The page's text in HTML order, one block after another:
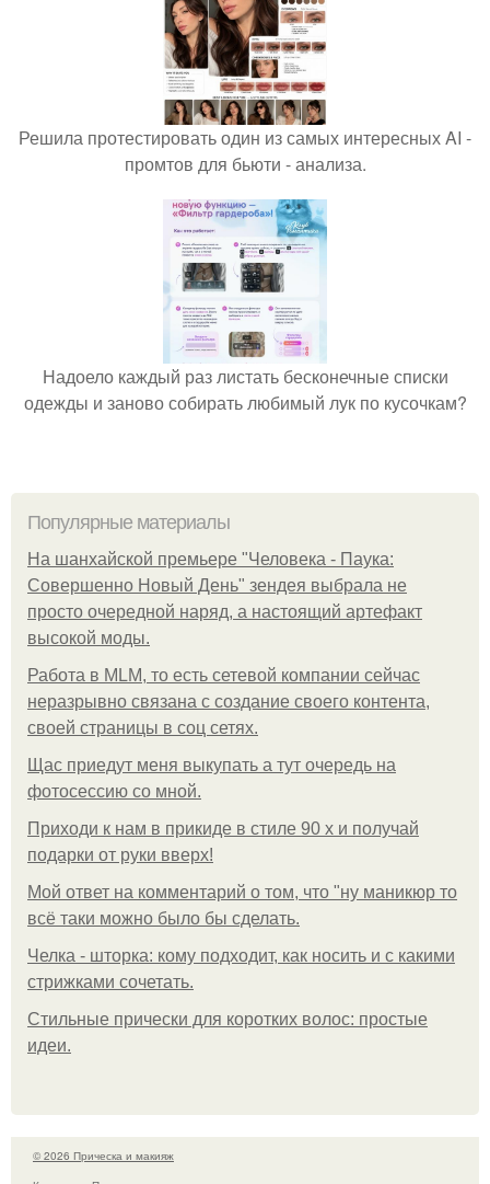
Решила протестировать один из самых интересных AI -
промтов для бьюти - анализа.
Надоело каждый раз листать бесконечные списки
одежды и заново собирать любимый лук по кусочкам?
Популярные материалы
На шанхайской премьере "Человека - Паука:
Совершенно Новый День" зендея выбрала не
просто очередной наряд, а настоящий артефакт
высокой моды.
Работа в MLM, то есть сетевой компании сейчас
неразрывно связана с создание своего контента,
своей страницы в соц сетях.
Щас приедут меня выкупать а тут очередь на
фотосессию со мной.
Приходи к нам в прикиде в стиле 90 х и получай
подарки от руки вверх!
Мой ответ на комментарий о том, что "ну маникюр то
всё таки можно было бы сделать.
Челка - шторка: кому подходит, как носить и с какими
стрижками сочетать.
Стильные прически для коротких волос: простые
идеи.
© 2026 Прическа и макияж